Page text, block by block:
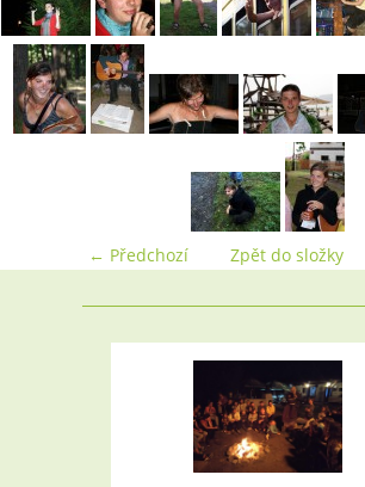
← Předchozí Zpět do složky